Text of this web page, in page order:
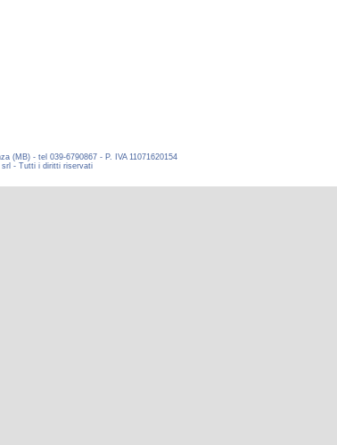
(MB) - tel 039-6790867 - P. IVA 11071620154
srl - Tutti i diritti riservati